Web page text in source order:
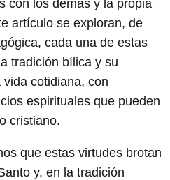
con los demás y la propia
artículo se exploran, de
cada una de estas
tradición bílica y su
cotidiana, con
espirituales que pueden
cristiano.
que estas virtudes brotan
y, en la tradición